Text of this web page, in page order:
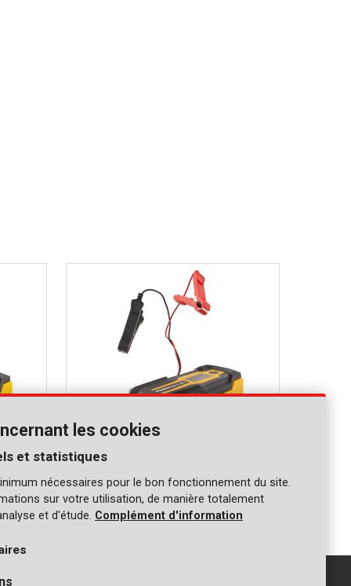
Chargeur intelligent 12V 120Ah
les cookies
et statistiques
nécessaires pour le bon fonctionnement du site.
sur votre utilisation, de manière totalement
et d'étude. Complément d'information